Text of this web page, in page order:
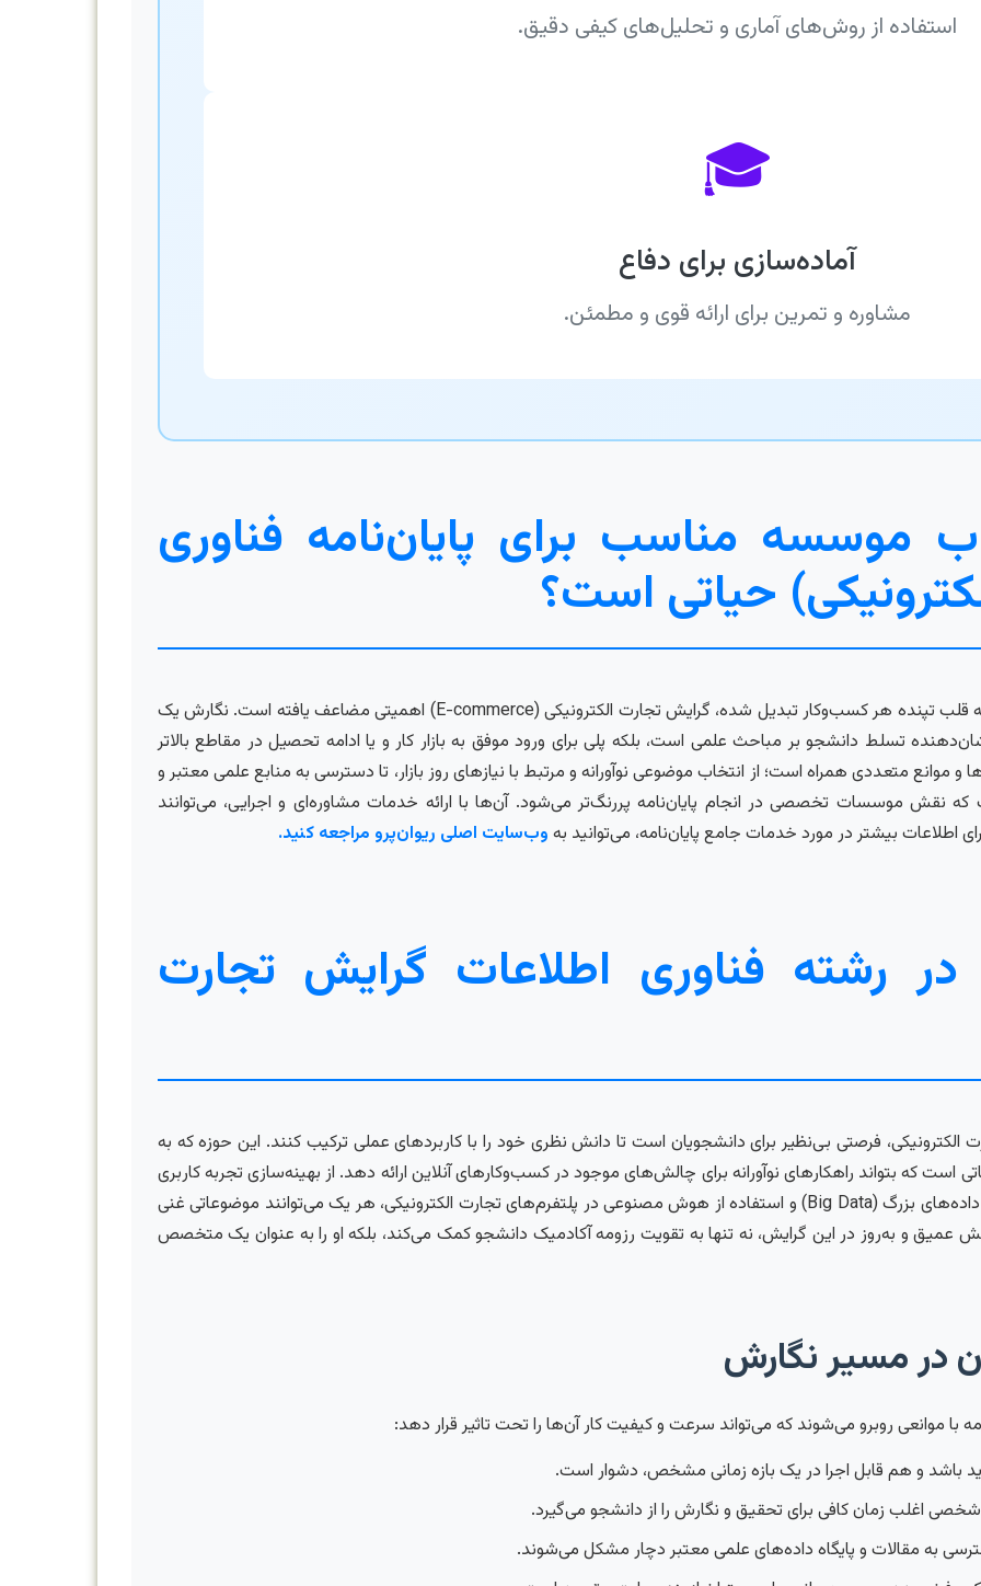
استفاده از روش‌های آماری و تحلیل‌های کیفی دقیق.
🎓
آماده‌سازی برای دفاع
مشاوره و تمرین برای ارائه قوی و مطمئن.
موسسه مناسب برای پایان‌نامه فناوری
حیاتی است؟
در دنیای پرشتاب امروز، که فن‌آوری اطلاعات (IT) به قلب تپنده هر کسب‌وکار تبدیل شده، گرایش تجارت الکترونیکی (E-commerce) اهمیتی مضاعف یافته است. نگارش یک
تسلط دانشجو بر مباحث علمی است، بلکه پلی برای ورود موفق به بازار کار و یا ادامه تحصیل در مقاطع بالاتر
متعددی همراه است؛ از انتخاب موضوعی نوآورانه و مرتبط با نیازهای روز بازار، تا دسترسی به منابع علمی معتبر و
موسسات تخصصی در انجام پایان‌نامه پررنگ‌تر می‌شود. آن‌ها با ارائه خدمات مشاوره‌ای و اجرایی، می‌توانند
بیشتر در مورد خدمات جامع پایان‌نامه، می‌توانید به وب‌سایت اصلی ریوان‌پرو مراجعه کنید.
در رشته فناوری اطلاعات گرایش تجارت
الکترونیکی، فرصتی بی‌نظیر برای دانشجویان است تا دانش نظری خود را با کاربردهای عملی ترکیب کنند. این حوزه که به
است که بتواند راهکارهای نوآورانه برای چالش‌های موجود در کسب‌وکارهای آنلاین ارائه دهد. از بهینه‌سازی تجربه کاربری
(UX)، امنیت اطلاعات، بازاریابی دیجیتال، تا تحلیل داده‌های بزرگ (Big Data) و استفاده از هوش مصنوعی در پلتفرم‌های تجارت الکترونیکی، هر یک می‌توانند موضوعاتی غنی
عمیق و به‌روز در این گرایش، نه تنها به تقویت رزومه آکادمیک دانشجو کمک می‌کند، بلکه او را به عنوان یک متخصص
در مسیر نگارش
با موانعی روبرو می‌شوند که می‌تواند سرعت و کیفیت کار آن‌ها را تحت تاثیر قرار دهد:
و هم قابل اجرا در یک بازه زمانی مشخص، دشوار است.
اغلب زمان کافی برای تحقیق و نگارش را از دانشجو می‌گیرد.
به مقالات و پایگاه داده‌های علمی معتبر دچار مشکل می‌شوند.